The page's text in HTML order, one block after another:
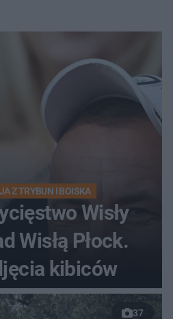
Z TRYBUN I BOISKA
Wisły
Wisłą Płock.
kibiców
37